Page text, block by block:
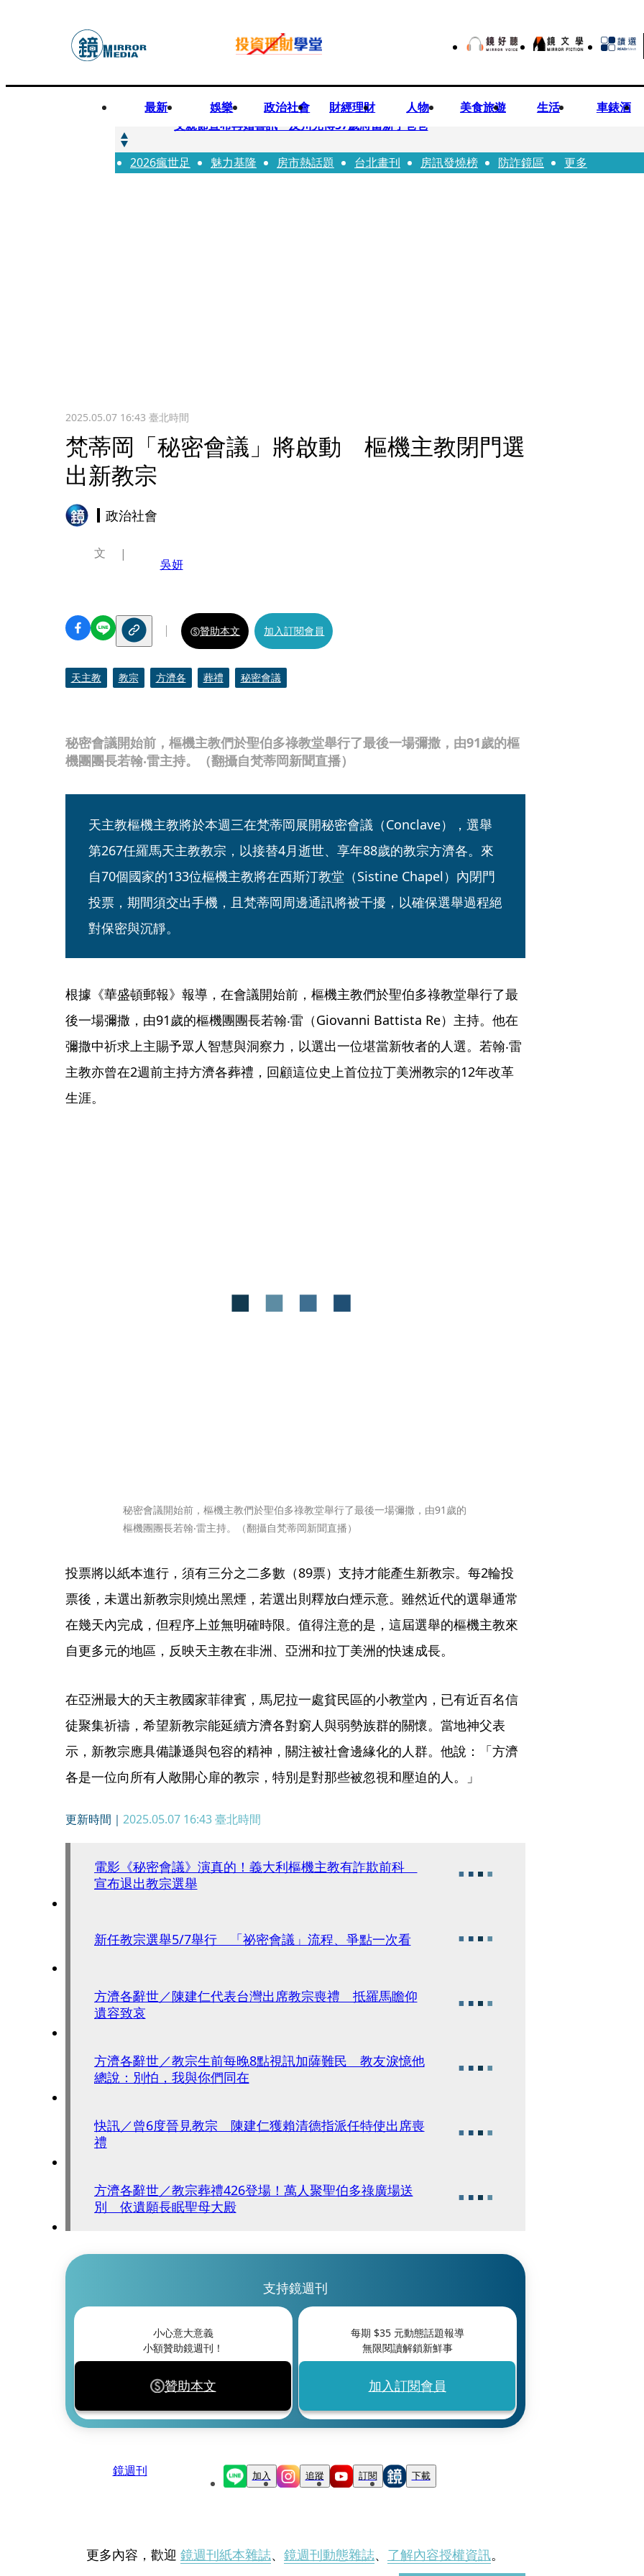
最新 娛樂 政治社會 財經理財 人物 美食旅遊 生活 車錶酒
快訊
父親節宣布再婚喜訊 及川光博57歲將當新手爸爸
快訊
改姓斷開阿湯哥！20歲舒莉首登台「1人分飾4角」 觀眾驚艷：錯怪星二代了
2026瘋世足 魅力基隆 房市熱話題 台北畫刊 房訊發燒榜 防詐鏡區 更多
2025.05.07 16:43 臺北時間
梵蒂岡「秘密會議」將啟動 樞機主教閉門選
出新教宗
政治社會
秘密會議開始前，樞機主教們於聖伯多祿教堂舉行了最後一場彌撒，由91歲的樞
機團團長若翰‧雷主持。（翻攝自梵蒂岡新聞直播）
文
吳妍
贊助本文 加入訂閱會員
天主教 教宗 方濟各 葬禮 秘密會議
天主教樞機主教將於本週三在梵蒂岡展開秘密會議（Conclave），選舉
第267任羅馬天主教教宗，以接替4月逝世、享年88歲的教宗方濟各。來
自70個國家的133位樞機主教將在西斯汀教堂（Sistine Chapel）內閉門
投票，期間須交出手機，且梵蒂岡周邊通訊將被干擾，以確保選舉過程絕
對保密與沉靜。
根據《華盛頓郵報》報導，在會議開始前，樞機主教們於聖伯多祿教堂舉行了最
後一場彌撒，由91歲的樞機團團長若翰‧雷（Giovanni Battista Re）主持。他在
彌撒中祈求上主賜予眾人智慧與洞察力，以選出一位堪當新牧者的人選。若翰‧雷
主教亦曾在2週前主持方濟各葬禮，回顧這位史上首位拉丁美洲教宗的12年改革
生涯。
秘密會議開始前，樞機主教們於聖伯多祿教堂舉行了最後一場彌撒，由91歲的
樞機團團長若翰‧雷主持。（翻攝自梵蒂岡新聞直播）
投票將以紙本進行，須有三分之二多數（89票）支持才能產生新教宗。每2輪投
票後，未選出新教宗則燒出黑煙，若選出則釋放白煙示意。雖然近代的選舉通常
在幾天內完成，但程序上並無明確時限。值得注意的是，這屆選舉的樞機主教來
自更多元的地區，反映天主教在非洲、亞洲和拉丁美洲的快速成長。
在亞洲最大的天主教國家菲律賓，馬尼拉一處貧民區的小教堂內，已有近百名信
徒聚集祈禱，希望新教宗能延續方濟各對窮人與弱勢族群的關懷。當地神父表
示，新教宗應具備謙遜與包容的精神，關注被社會邊緣化的人群。他說：「方濟
各是一位向所有人敞開心扉的教宗，特別是對那些被忽視和壓迫的人。」
更新時間｜ 2025.05.07 16:43臺北時間
電影《秘密會議》演真的！義大利樞機主教有詐欺前科
宣布退出教宗選舉
新任教宗選舉5/7舉行 「祕密會議」流程、爭點一次看
方濟各辭世／陳建仁代表台灣出席教宗喪禮 抵羅馬瞻仰
遺容致哀
方濟各辭世／教宗生前每晚8點視訊加薩難民 教友淚憶他
總說：別怕，我與你們同在
快訊／曾6度晉見教宗 陳建仁獲賴清德指派任特使出席喪
禮
方濟各辭世／教宗葬禮426登場！萬人聚聖伯多祿廣場送
別 依遺願長眠聖母大殿
支持鏡週刊
小心意大意義
小額贊助鏡週刊！
贊助本文
每期 $35元動態話題報導
無限閱讀解鎖新鮮事
加入訂閱會員
鏡週刊 加入 追蹤 訂閱 下載
更多內容，歡迎 鏡週刊紙本雜誌、 鏡週刊動態雜誌、 了解內容授權資訊。